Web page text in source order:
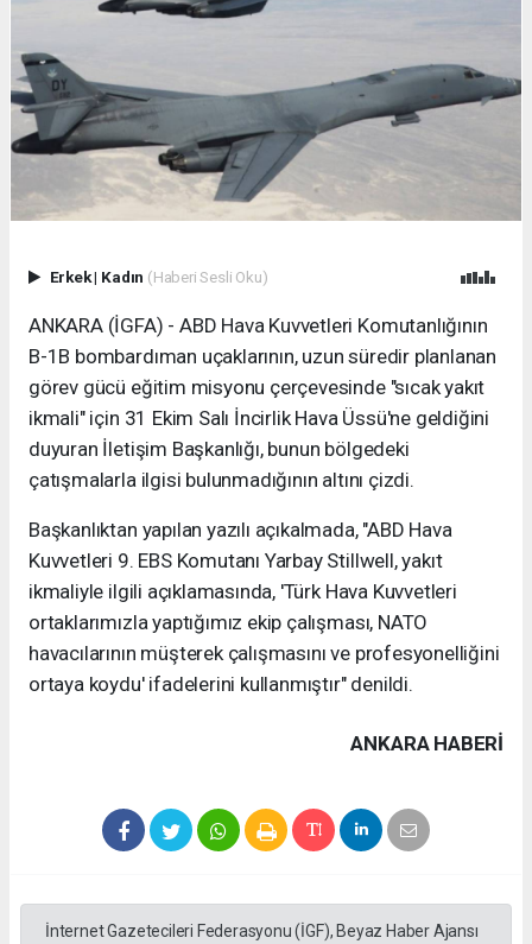
Erkek| Kadın (Haberi Sesli Oku)
ANKARA (İGFA) - ABD Hava Kuvvetleri Komutanlığının
B-1B bombardıman uçaklarının, uzun süredir planlanan
görev gücü eğitim misyonu çerçevesinde "sıcak yakıt
ikmali" için 31 Ekim Salı İncirlik Hava Üssü'ne geldiğini
duyuran İletişim Başkanlığı, bunun bölgedeki
çatışmalarla ilgisi bulunmadığının altını çizdi.
Başkanlıktan yapılan yazılı açıkalmada, "ABD Hava
Kuvvetleri 9. EBS Komutanı Yarbay Stillwell, yakıt
ikmaliyle ilgili açıklamasında, 'Türk Hava Kuvvetleri
ortaklarımızla yaptığımız ekip çalışması, NATO
havacılarının müşterek çalışmasını ve profesyonelliğini
ortaya koydu' ifadelerini kullanmıştır" denildi.
ANKARA HABERİ
İnternet Gazetecileri Federasyonu (İGF), Beyaz Haber Ajansı